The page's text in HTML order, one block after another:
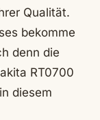
Qualität.
bekomme
denn die
RT0700
diesem